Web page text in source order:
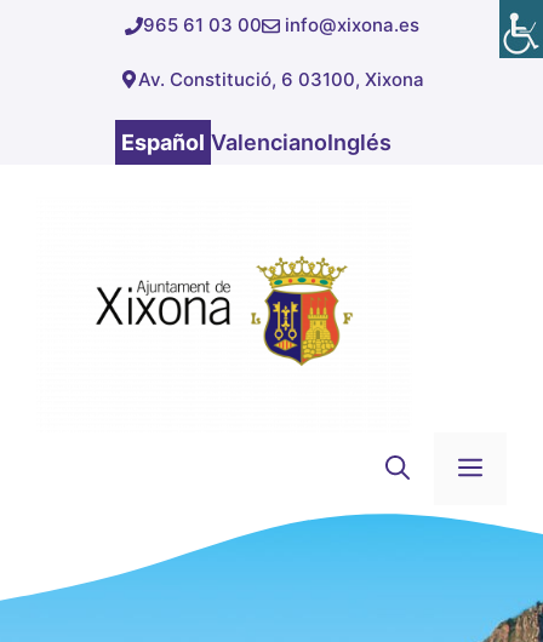
965 61 03 00 info@xixona.es
Av. Constitució, 6 03100, Xixona
Español ValencianoInglés